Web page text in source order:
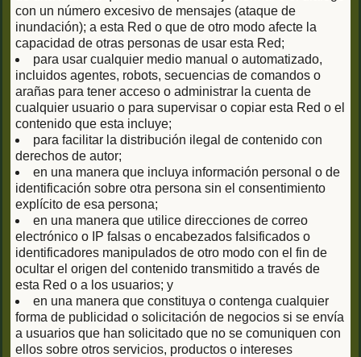
con un número excesivo de mensajes (ataque de
inundación); a esta Red o que de otro modo afecte la
capacidad de otras personas de usar esta Red;
para usar cualquier medio manual o automatizado,
incluidos agentes, robots, secuencias de comandos o
arañas para tener acceso o administrar la cuenta de
cualquier usuario o para supervisar o copiar esta Red o el
contenido que esta incluye;
para facilitar la distribución ilegal de contenido con
derechos de autor;
en una manera que incluya información personal o de
identificación sobre otra persona sin el consentimiento
explícito de esa persona;
en una manera que utilice direcciones de correo
electrónico o IP falsas o encabezados falsificados o
identificadores manipulados de otro modo con el fin de
ocultar el origen del contenido transmitido a través de
esta Red o a los usuarios; y
en una manera que constituya o contenga cualquier
forma de publicidad o solicitación de negocios si se envía
a usuarios que han solicitado que no se comuniquen con
ellos sobre otros servicios, productos o intereses